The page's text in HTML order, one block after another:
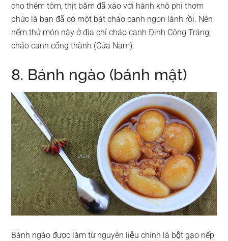
cho thêm tôm, thịt băm đã xào với hành khô phi thơm
phức là bạn đã có một bát cháo canh ngon lành rồi. Nên
nếm thử món này ở địa chỉ cháo canh Đinh Công Tráng;
cháo canh cổng thành (Cửa Nam).
8. Bánh ngào (bánh mật)
Bánh ngào được làm từ nguyên liệu chính là bột gạo nếp